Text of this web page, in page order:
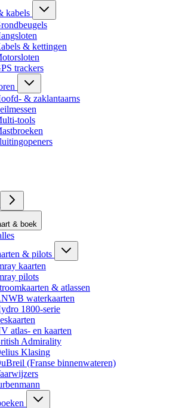
kabels
& kettingen
trackers
& zaklantaarns
tools
& boek
& pilots
kaarten
pilots
& atlassen
waterkaarten
1800-serie
atlas- en kaarten
Admirality
Klasing
(Franse binnenwateren)